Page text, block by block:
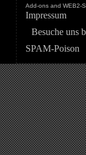
Add-ons and WEB2-
Impressum
Besuche uns
SPAM-Poison